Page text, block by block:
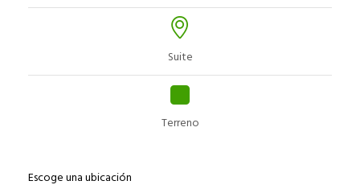
Suite
Terreno
Escoge una ubicación